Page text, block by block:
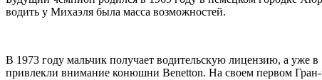
водить у Михаэля была масса возможностей.
В 1973 году мальчик получает водительскую лицензию, а уже
привлекли внимание конюшни Benetton. На своем первом